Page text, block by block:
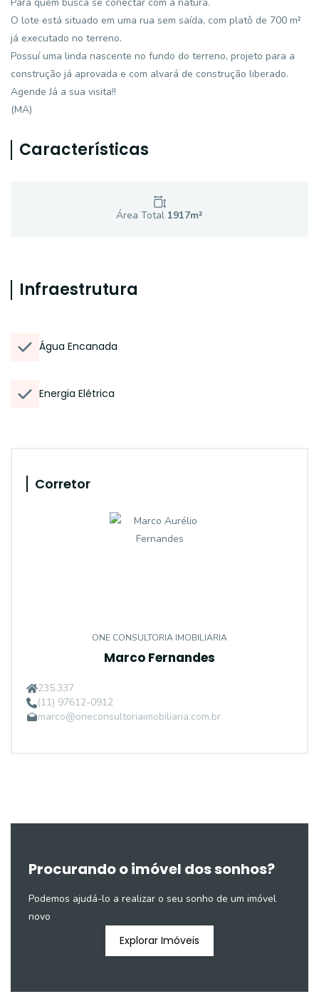
O lote está situado em uma rua sem saída, com platô de 700 m²
já executado no terreno.
Possuí uma linda nascente no fundo do terreno, projeto para a
construção já aprovada e com alvará de construção liberado.
Agende Já a sua visita!!
(MA)
Características
Área Total 1917m²
Infraestrutura
Água Encanada
Energia Elétrica
Corretor
ONE CONSULTORIA IMOBILIARIA
Marco Fernandes
235.337
(11) 97612-0912
marco@oneconsultoriaimobiliaria.com.br
Procurando o imóvel dos sonhos?
Podemos ajudá-lo a realizar o seu sonho de um imóvel
novo
Explorar Imóveis